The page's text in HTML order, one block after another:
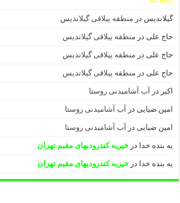
گیلاندیس در منطقه ییلاقی گیلاندیس
حاج علی در منطقه ییلاقی گیلاندیس
حاج علی در منطقه ییلاقی گیلاندیس
حاج علی در منطقه ییلاقی گیلاندیس
اکبر در آب آشامیدنی روستا
امین ضیایی در آب آشامیدنی روستا
امین ضیایی در آب آشامیدنی روستا
یه بنده خدا درخیریه کندرودیهای مقیم تهران
یه بنده خدا درخیریه کندرودیهای مقیم تهران